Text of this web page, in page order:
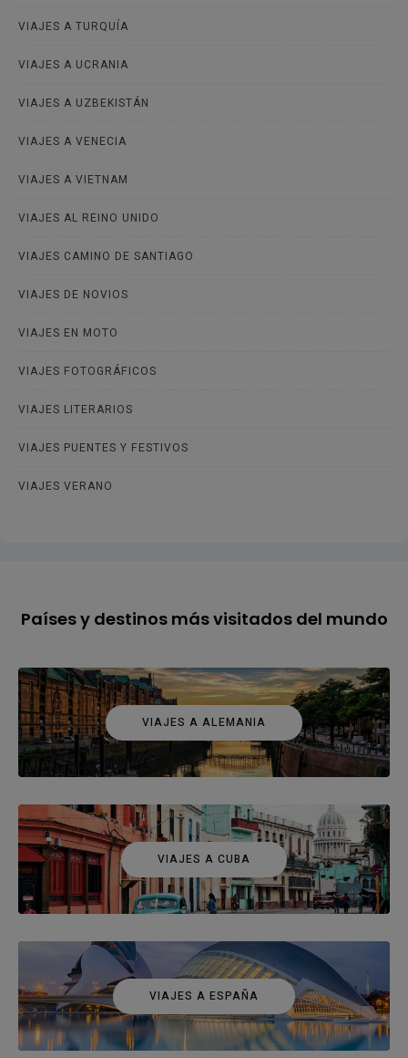
VIAJES A TURQUÍA
VIAJES A UCRANIA
VIAJES A UZBEKISTÁN
VIAJES A VENECIA
VIAJES A VIETNAM
VIAJES AL REINO UNIDO
VIAJES CAMINO DE SANTIAGO
VIAJES DE NOVIOS
VIAJES EN MOTO
VIAJES FOTOGRÁFICOS
VIAJES LITERARIOS
VIAJES PUENTES Y FESTIVOS
VIAJES VERANO
Países y destinos más visitados del mundo
VIAJES A ALEMANIA
VIAJES A CUBA
VIAJES A ESPAÑA